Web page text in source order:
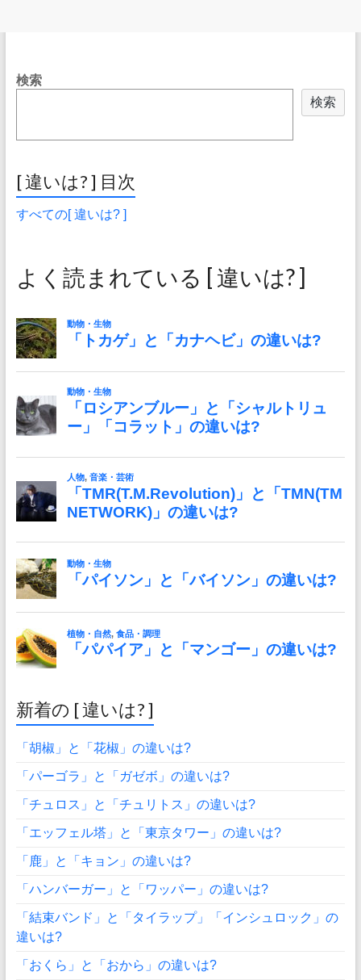
検索
検索
[ 違いは? ] 目次
すべての[ 違いは? ]
よく読まれている [ 違いは? ]
新着の [ 違いは? ]
「胡椒」と「花椒」の違いは?
「パーゴラ」と「ガゼボ」の違いは?
「チュロス」と「チュリトス」の違いは?
「エッフェル塔」と「東京タワー」の違いは?
「鹿」と「キョン」の違いは?
「ハンバーガー」と「ワッパー」の違いは?
「結束バンド」と「タイラップ」「インシュロック」の
違いは?
「おくら」と「おから」の違いは?